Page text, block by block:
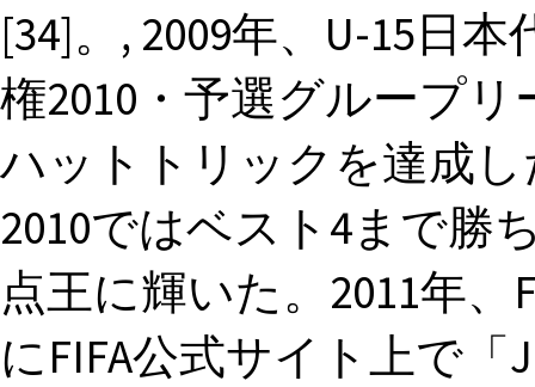
[34]。, 2009年、U-15日
権2010・予選グループ
ハットトリックを達成し
2010ではベスト4まで勝
点王に輝いた。2011年、
にFIFA公式サイト上で「